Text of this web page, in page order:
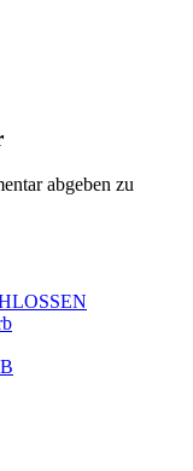
abgeben zu